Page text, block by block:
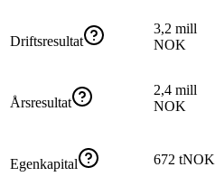
Driftsresultat
3,2 mill
NOK
Årsresultat
2,4 mill
NOK
Egenkapital 672 tNOK